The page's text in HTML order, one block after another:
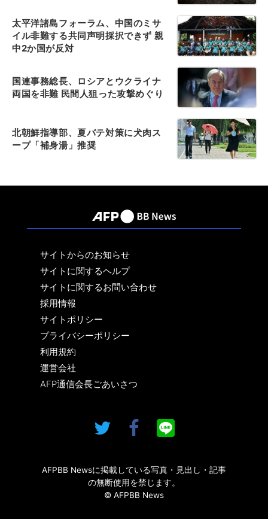
太平洋諸島フォーラム、中国のミサ
イル非難する共同声明採択できず 親
中2か国が反対
国連事務総長、ロシアとウクライナ
両国を非難 民間人狙った攻撃めぐり
北朝鮮指導部、夏バテ対策に犬肉ス
ープ「補身湯」推奨
サイトからのお知らせ
サイトに関するヘルプ
サイトに関するお問い合わせ
採用情報
サイトポリシー
プライバシーポリシー
利用規約
運営会社
AFP通信会長ごあいさつ
AFPBB Newsに掲載している写真・見出し・記事
の無断使用を禁じます。
© AFPBB News